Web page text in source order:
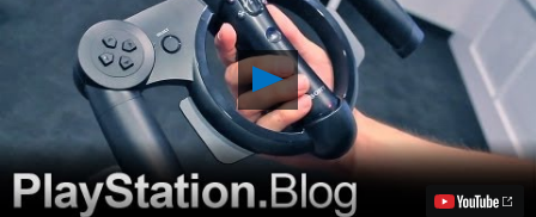
Reproduzir
Uma
Prévia
do
PlayStation
Move
Racing